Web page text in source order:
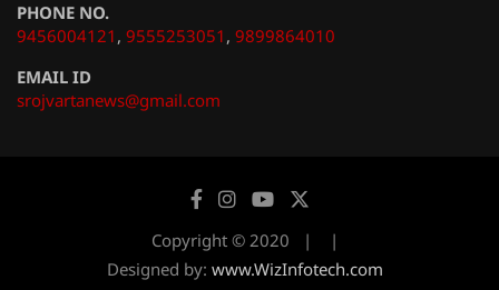
PHONE NO.
9456004121 , 9555253051 , 9899864010
EMAIL ID
srojvartanews@gmail.com
Copyright © 2020
Designed by: www.WizInfotech.com